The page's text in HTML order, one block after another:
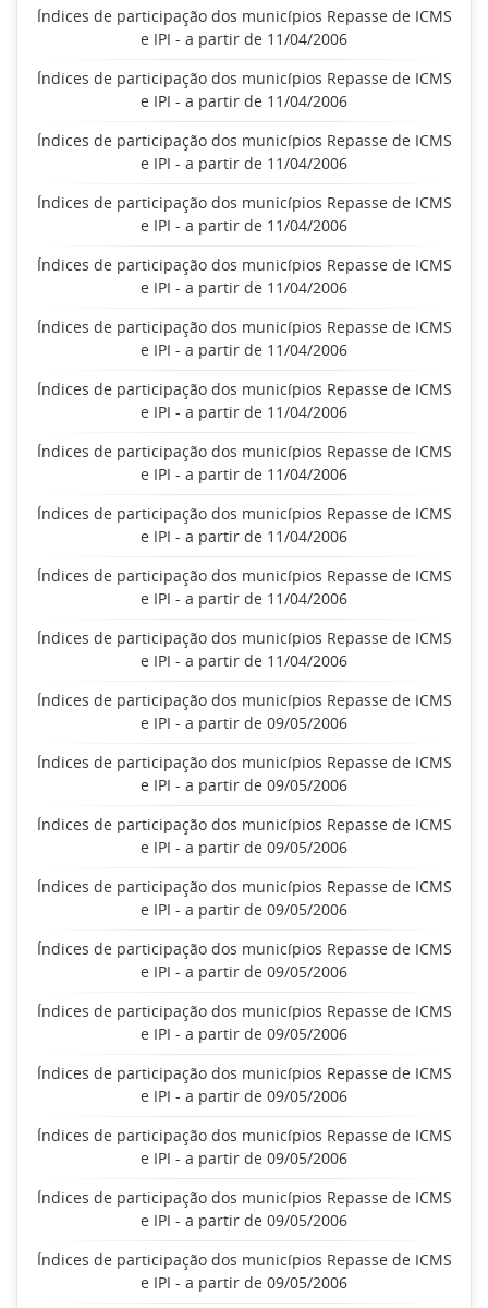
Índices de participação dos municípios Repasse de ICMS
e IPI - a partir de 11/04/2006
Índices de participação dos municípios Repasse de ICMS
e IPI - a partir de 11/04/2006
Índices de participação dos municípios Repasse de ICMS
e IPI - a partir de 11/04/2006
Índices de participação dos municípios Repasse de ICMS
e IPI - a partir de 11/04/2006
Índices de participação dos municípios Repasse de ICMS
e IPI - a partir de 11/04/2006
Índices de participação dos municípios Repasse de ICMS
e IPI - a partir de 11/04/2006
Índices de participação dos municípios Repasse de ICMS
e IPI - a partir de 11/04/2006
Índices de participação dos municípios Repasse de ICMS
e IPI - a partir de 11/04/2006
Índices de participação dos municípios Repasse de ICMS
e IPI - a partir de 11/04/2006
Índices de participação dos municípios Repasse de ICMS
e IPI - a partir de 11/04/2006
Índices de participação dos municípios Repasse de ICMS
e IPI - a partir de 11/04/2006
Índices de participação dos municípios Repasse de ICMS
e IPI - a partir de 09/05/2006
Índices de participação dos municípios Repasse de ICMS
e IPI - a partir de 09/05/2006
Índices de participação dos municípios Repasse de ICMS
e IPI - a partir de 09/05/2006
Índices de participação dos municípios Repasse de ICMS
e IPI - a partir de 09/05/2006
Índices de participação dos municípios Repasse de ICMS
e IPI - a partir de 09/05/2006
Índices de participação dos municípios Repasse de ICMS
e IPI - a partir de 09/05/2006
Índices de participação dos municípios Repasse de ICMS
e IPI - a partir de 09/05/2006
Índices de participação dos municípios Repasse de ICMS
e IPI - a partir de 09/05/2006
Índices de participação dos municípios Repasse de ICMS
e IPI - a partir de 09/05/2006
Índices de participação dos municípios Repasse de ICMS
e IPI - a partir de 09/05/2006